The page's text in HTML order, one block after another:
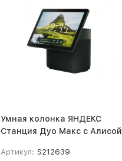
Умная колонка ЯНДЕКС
Станция Дуо Макс с Алисой,
зеленый (YNDX-00055GRN)
Артикул: S212639